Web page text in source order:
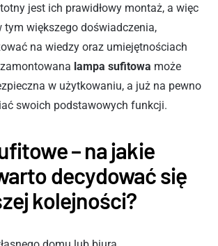
jest ich prawidłowy montaż, a więc
tym większego doświadczenia,
na wiedzy oraz umiejętnościach
lampa sufitowa może
w użytkowaniu, a już na pewno
swoich podstawowych funkcji.
– na jakie
decydować się
kolejności?